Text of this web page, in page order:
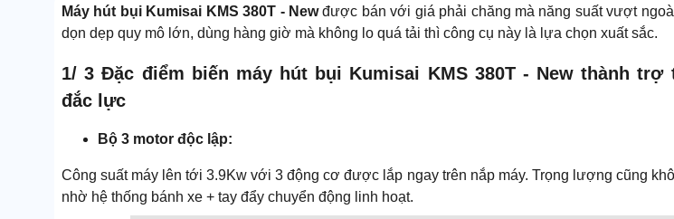
Máy hút bụi Kumisai KMS 380T - Newđược bán với giá phải chăng mà năng suất vượt
dọn dẹp quy mô lớn, dùng hàng giờ mà không lo quá tải thì công cụ này là lựa chọn xuất sắc.
1/ 3 Đặc điểm biến máy hút bụi Kumisai KMS 380T - New thành trợ
đắc lực
Bộ 3 motor độc lập:
Công suất máy lên tới 3.9Kw với 3 động cơ được lắp ngay trên nắp máy. Trọng lượng cũng
nhờ hệ thống bánh xe + tay đẩy chuyển động linh hoạt.